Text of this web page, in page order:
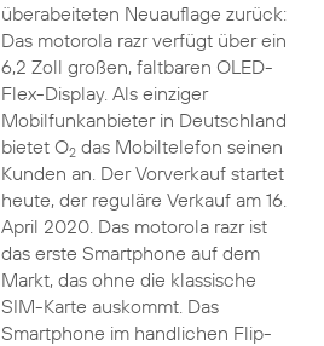
überabeiteten Neuauflage zurück:
Das motorola razr verfügt über ein
6,2 Zoll großen, faltbaren OLED-
Flex-Display. Als einziger
Mobilfunkanbieter in Deutschland
bietet O2das Mobiltelefon seinen
Kunden an. Der Vorverkauf startet
heute, der reguläre Verkauf am 16.
April 2020. Das motorola razr ist
das erste Smartphone auf dem
Markt, das ohne die klassische
SIM-Karte auskommt. Das
Smartphone im handlichen Flip-